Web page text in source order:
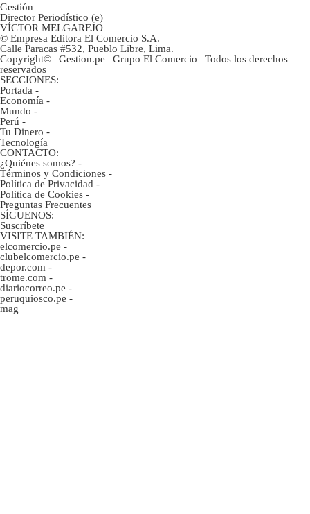
Gestión
Director Periodístico (e)
VÍCTOR MELGAREJO
© Empresa Editora El Comercio S.A.
Calle Paracas #532, Pueblo Libre, Lima.
Copyright© | Gestion.pe | Grupo El Comercio | Todos los derechos
reservados
SECCIONES:
Portada -
Economía -
Mundo -
Perú -
Tu Dinero -
Tecnología
CONTACTO:
¿Quiénes somos? -
Términos y Condiciones -
Política de Privacidad -
Politica de Cookies -
Preguntas Frecuentes
SÍGUENOS:
Suscríbete
VISITE TAMBIÉN:
elcomercio.pe -
clubelcomercio.pe -
depor.com -
trome.com -
diariocorreo.pe -
peruquiosco.pe -
mag